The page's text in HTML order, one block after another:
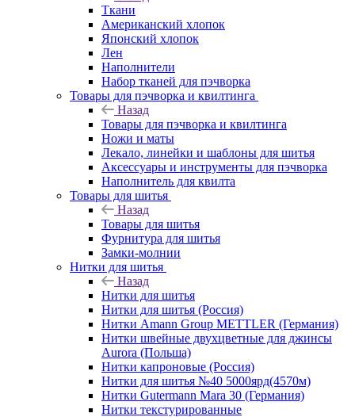
Ткани
Американский хлопок
Японский хлопок
Лен
Наполнители
Набор тканей для пэчворка
Товары для пэчворка и квилтинга
Назад
Товары для пэчворка и квилтинга
Ножи и маты
Лекало, линейки и шаблоны для шитья
Аксессуары и инструменты для пэчворка
Наполнитель для квилта
Товары для шитья
Назад
Товары для шитья
Фурнитура для шитья
Замки-молнии
Нитки для шитья
Назад
Нитки для шитья
Нитки для шитья (Россия)
Нитки Amann Group METTLER (Германия)
Нитки швейные двухцветные для джинсы
Aurora (Польша)
Нитки капроновые (Россия)
Нитки для шитья №40 5000ярд(4570м)
Нитки Gutermann Mara 30 (Германия)
Нитки текстурированные